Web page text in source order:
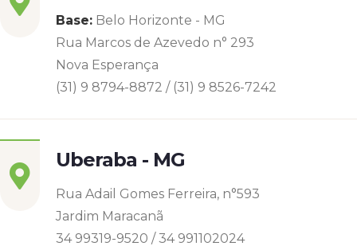
Base: Belo Horizonte - MG
Rua Marcos de Azevedo n° 293
Nova Esperança
(31) 9 8794-8872 / (31) 9 8526-7242
Uberaba - MG
Rua Adail Gomes Ferreira, n°593
Jardim Maracanã
34 99319-9520 / 34 991102024